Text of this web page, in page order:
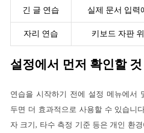
긴 글 연습 실제 문서 입력
자리 연습 키보드 자판
설정에서 먼저 확인할 것
연습을 시작하기 전에 설정 메뉴에서
두면 더 효과적으로 사용할 수 있습니
자 크기, 타수 측정 기준 등은 개인 환